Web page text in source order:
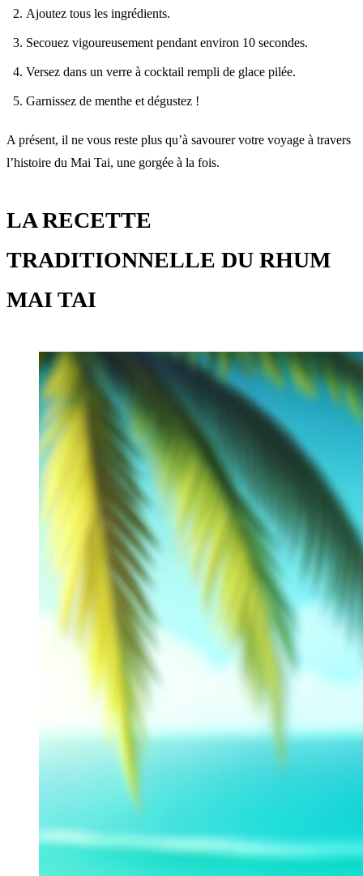
Ajoutez tous les ingrédients.
Secouez vigoureusement pendant environ 10 secondes.
Versez dans un verre à cocktail rempli de glace pilée.
Garnissez de menthe et dégustez !
A présent, il ne vous reste plus qu’à savourer votre voyage à travers
l’histoire du Mai Tai, une gorgée à la fois.
LA RECETTE
TRADITIONNELLE DU RHUM
MAI TAI